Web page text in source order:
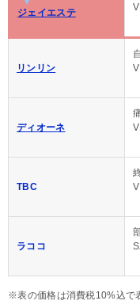
ジェイエステ
リンリン
ディオーネ
TBC
ラココ
※表の価格は消費税10%込で